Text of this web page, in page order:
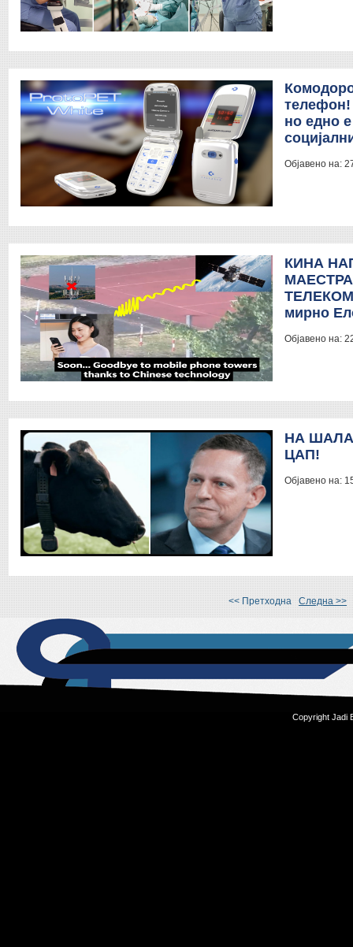
телефон!
но едно
Објавено на:
КИНА
мирно
Објавено на:
НА
ЦАП!
Објавено на:
<< Претходна Следна >>
Copyright Jadi